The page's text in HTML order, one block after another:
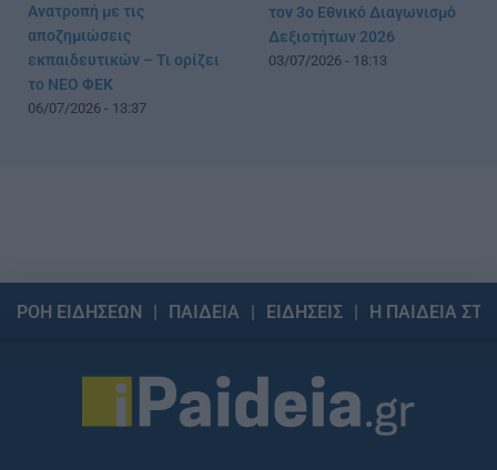
Ανατροπή με τις
αποζημιώσεις
εκπαιδευτικών – Τι ορίζει
το ΝΕΟ ΦΕΚ
06/07/2026 - 13:37
τον 3ο Εθνικό Διαγωνισμό
Δεξιοτήτων 2026
03/07/2026 - 18:13
ΡΟΗ ΕΙΔΗΣΕΩΝ ΠΑΙΔΕΙΑ ΕΙΔΗΣΕΙΣ Η ΠΑΙΔΕΙΑ